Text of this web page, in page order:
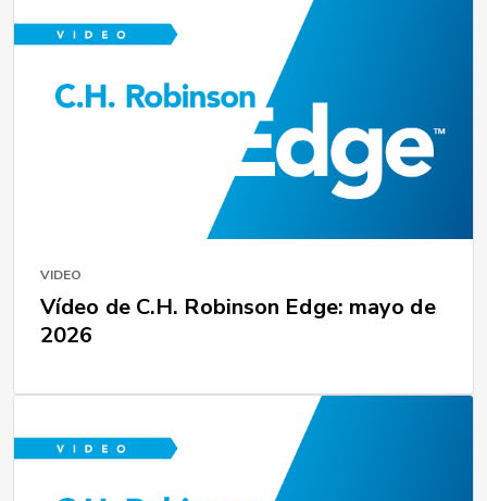
VIDEO
Vídeo de C.H. Robinson Edge: mayo de
2026